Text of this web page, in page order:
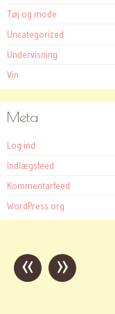
Tøj og mode
Uncategorized
Undervisning
Vin
Meta
Log ind
Indlægsfeed
Kommentarfeed
WordPress.org
Post
navigation
« »